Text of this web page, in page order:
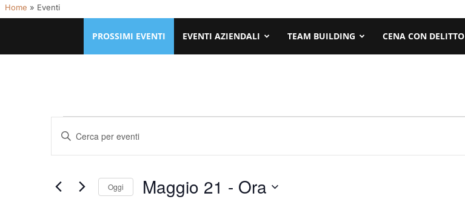
Home » Eventi
PROSSIMI EVENTI EVENTI AZIENDALI TEAM BUILDING CENA CON DELITTO
Eventi
Ricerca
viste
Inserisci
Cerca
Oggi Maggio 21 - Ora